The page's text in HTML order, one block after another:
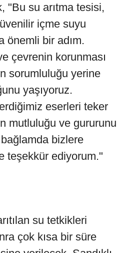
"Bu su arıtma tesisi,
içme suyu
önemli bir adım.
çevrenin korunması
sorumluluğu yerine
yaşıyoruz.
eserleri teker
mutluluğu ve gururunu
bizlere
teşekkür ediyorum."
su tetkikleri
çok kısa bir süre